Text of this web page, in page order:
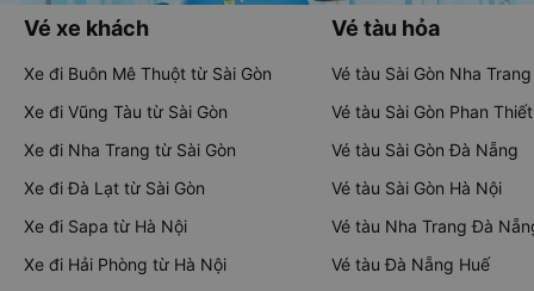
Vé xe khách
Xe đi Buôn Mê Thuột từ Sài Gòn
Xe đi Vũng Tàu từ Sài Gòn
Xe đi Nha Trang từ Sài Gòn
Xe đi Đà Lạt từ Sài Gòn
Xe đi Sapa từ Hà Nội
Xe đi Hải Phòng từ Hà Nội
Vé tàu hỏa
Vé tàu Sài Gòn Nha Trang
Vé tàu Sài Gòn Phan Thiết
Vé tàu Sài Gòn Đà Nẵng
Vé tàu Sài Gòn Hà Nội
Vé tàu Nha Trang Đà
Vé tàu Đà Nẵng Huế